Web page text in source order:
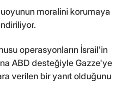
moralini korumaya
operasyonların İsrail'in
ABD desteğiyle Gazze'ye
verilen bir yanıt olduğunu